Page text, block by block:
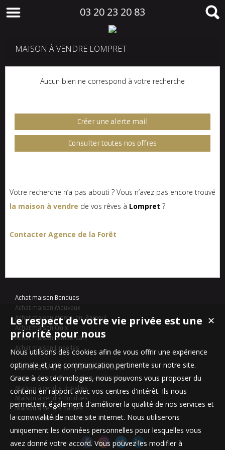
03 20 23 20 83
MAISON À VENDRE LOMPRET
Aucun bien ne correspond à votre recherche
Créer une alerte mail
Consulter toutes nos offres
Votre recherche n’a pas abouti ? Vous n’avez pas encore trouvé
la maison à vendre de vos rêves à Lompret ?
Contacter Agence de la Forêt
Achat maison Bondues
Achat maison Mouvaux
Achat maison Marcq-en-Baroeul
Achat maison Croix
Achat maison Lambersart
Achat maison Linselles
Maison à vendre Templeuve-en-Pévèle
Maison à vendre Le Touquet-Paris-Plage
Maison à vendre Linselles
Maison à vendre Bondues
Maison à vendre Santes
Maison à vendre Mouvaux
✕
Le respect de votre vie privée est une
priorité pour nous
Nous utilisons des cookies afin de vous offrir une expérience
optimale et une communication pertinente sur notre site.
Grace à ces technologies, nous pouvons vous proposer du
contenu en rapport avec vos centres d'intérêt. Ils nous
permettent également d'améliorer la qualité de nos services et
la convivialité de notre site internet. Nous utiliserons
uniquement les données personnelles pour lesquelles vous
avez donné votre accord. Vous pouvez les modifier à